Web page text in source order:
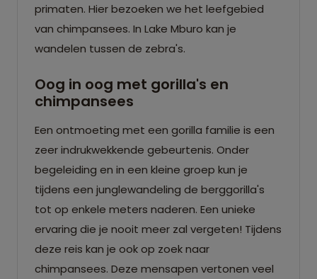
primaten. Hier bezoeken we het leefgebied
van chimpansees. In Lake Mburo kan je
wandelen tussen de zebra's.
Oog in oog met gorilla's en
chimpansees
Een ontmoeting met een gorilla familie is een
zeer indrukwekkende gebeurtenis. Onder
begeleiding en in een kleine groep kun je
tijdens een junglewandeling de berggorilla's
tot op enkele meters naderen. Een unieke
ervaring die je nooit meer zal vergeten! Tijdens
deze reis kan je ook op zoek naar
chimpansees. Deze mensapen vertonen veel